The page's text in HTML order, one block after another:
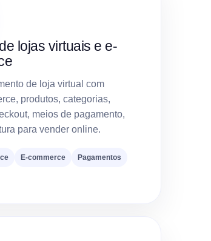
lojas virtuais e e-
de loja virtual com
produtos, categorias,
meios de pagamento,
para vender online.
E-commerce Pagamentos